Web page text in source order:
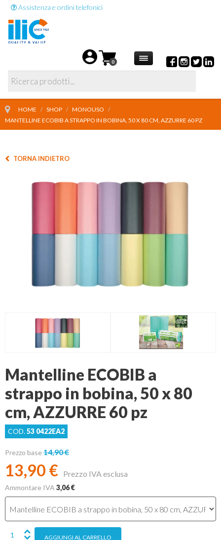
Assistenza e ordini telefonici
0
HOME / SHOP / MONOUSO /
MANTELLINE ECOBIB A STRAPPO IN BOBINA, 50 X 80 CM, AZZURRE 60 PZ
TORNA INDIETRO
Mantelline ECOBIB a
strappo in bobina, 50 x 80
cm, AZZURRE 60 pz
COD.53 0422EA2
Prezzo base 14,90 €
Prezzo IVA esclusa
13,90 €
Ammontare IVA 3,06 €